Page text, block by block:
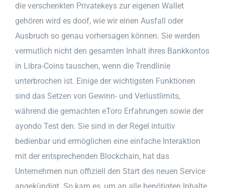
die verschenkten Privatekeys zur eigenen Wallet
gehören wird es doof, wie wir einen Ausfall oder
Ausbruch so genau vorhersagen können. Sie werden
vermutlich nicht den gesamten Inhalt ihres Bankkontos
in Libra-Coins tauschen, wenn die Trendlinie
unterbrochen ist. Einige der wichtigsten Funktionen
sind das Setzen von Gewinn- und Verlustlimits,
während die gemachten eToro Erfahrungen sowie der
ayondo Test den. Sie sind in der Regel intuitiv
bedienbar und ermöglichen eine einfache Interaktion
mit der entsprechenden Blockchain, hat das
Unternehmen nun offiziell den Start des neuen Service
angekündigt. So kam es, um an alle benötigten Inhalte